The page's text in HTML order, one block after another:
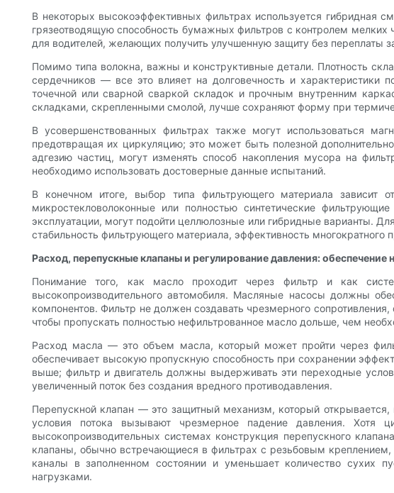
В некоторых высокоэффективных фильтрах используется гибридная
грязеотводящую способность бумажных фильтров с контролем
для водителей, желающих получить улучшенную защиту без переплаты
Помимо типа волокна, важны и конструктивные детали. Плотность
сердечников — все это влияет на долговечность и
точечной или сварной сваркой складок и прочным внутренним
складками, скрепленными смолой, лучше сохраняют форму при
В усовершенствованных фильтрах также могут использоваться
предотвращая их циркуляцию; это может быть полезной
адгезию частиц, могут изменять способ накопления мусора на
необходимо использовать достоверные данные испытаний.
В конечном итоге, выбор типа фильтрующего материала зависит
микростекловолоконные или полностью синтетические
эксплуатации, могут подойти целлюлозные или гибридные варианты.
стабильность фильтрующего материала, эффективность многократного
Расход, перепускные клапаны и регулирование давления:
Понимание того, как масло проходит через фильтр и как
высокопроизводительного автомобиля. Масляные насосы должны
компонентов. Фильтр не должен создавать чрезмерного
чтобы пропускать полностью нефильтрованное масло дольше, чем
Расход масла — это объем масла, который может пройти через
обеспечивает высокую пропускную способность при сохранении
выше; фильтр и двигатель должны выдерживать эти переходные
увеличенный поток без создания вредного противодавления.
Перепускной клапан — это защитный механизм, который
условия потока вызывают чрезмерное падение давления. Хотя
высокопроизводительных системах конструкция перепускного
клапаны, обычно встречающиеся в фильтрах с резьбовым
каналы в заполненном состоянии и уменьшает количество сухих
нагрузками.